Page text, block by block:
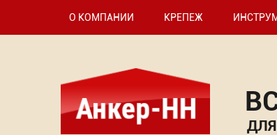
О КОМПАНИИ КРЕПЕЖ